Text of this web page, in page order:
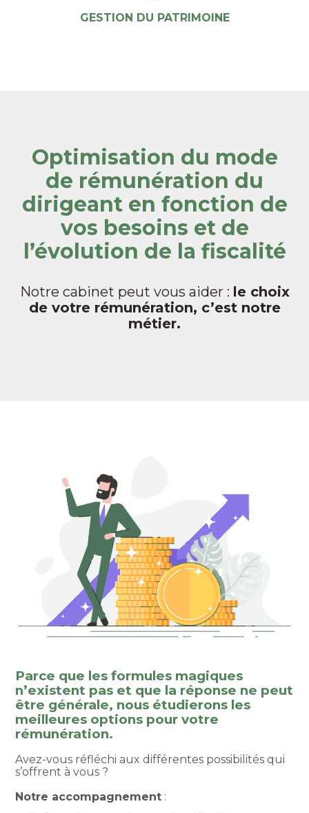
GESTION DU PATRIMOINE
Optimisation du mode
de rémunération du
dirigeant en fonction de
vos besoins et de
l’évolution de la fiscalité
Notre cabinet peut vous aider : le choix
de votre rémunération, c’est notre
métier.
Parce que les formules magiques
n’existent pas et que la réponse ne peut
être générale, nous étudierons les
meilleures options pour votre
rémunération.
Avez-vous réfléchi aux différentes possibilités qui
s’offrent à vous ?
Notre accompagnement :